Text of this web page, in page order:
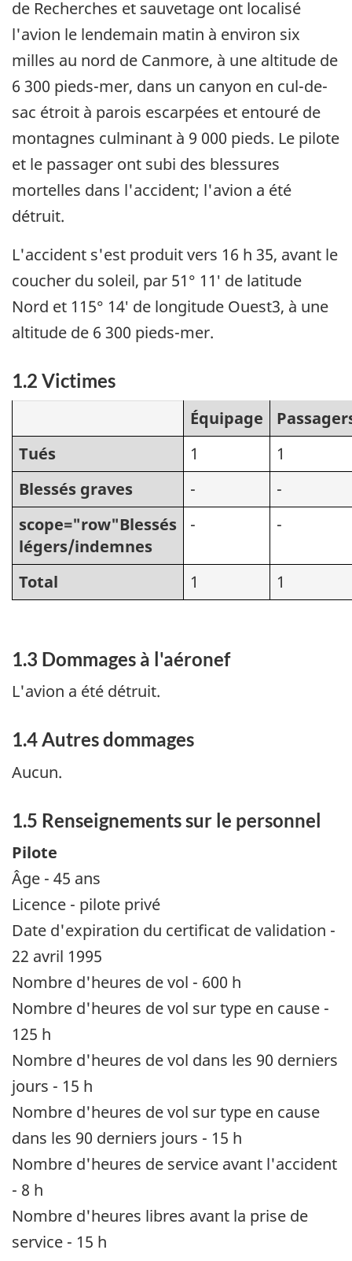
de Recherches et sauvetage ont localisé
l'avion le lendemain matin à environ six
milles au nord de Canmore, à une altitude de
6 300 pieds-mer, dans un canyon en cul-de-
sac étroit à parois escarpées et entouré de
montagnes culminant à 9 000 pieds. Le pilote
et le passager ont subi des blessures
mortelles dans l'accident; l'avion a été
détruit.
L'accident s'est produit vers 16 h 35, avant le
coucher du soleil, par 51° 11′ de latitude
Nord et 115° 14′ de longitude Ouest3, à une
altitude de 6 300 pieds-mer.
1.2 Victimes
Équipage
Tués
1
1
Blessés graves
-
-
scope="row"Blessés
légers/indemnes
- -
Total 1 1
1.3 Dommages à l'aéronef
L'avion a été détruit.
1.4 Autres dommages
Aucun.
1.5 Renseignements sur le personnel
Pilote
Âge - 45 ans
Licence - pilote privé
Date d'expiration du certificat de validation -
22 avril 1995
Nombre d'heures de vol - 600 h
Nombre d'heures de vol sur type en cause -
125 h
Nombre d'heures de vol dans les 90 derniers
jours - 15 h
Nombre d'heures de vol sur type en cause
dans les 90 derniers jours - 15 h
Nombre d'heures de service avant l'accident
- 8 h
Nombre d'heures libres avant la prise de
service - 15 h